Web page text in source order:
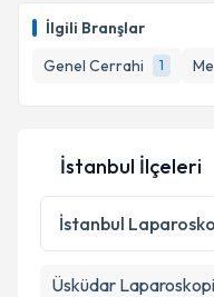
İlgili Branşlar
Genel Cerrahi
1
İstanbul İlçeleri
İstanbul
Üsküdar